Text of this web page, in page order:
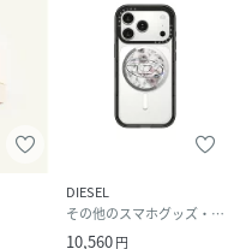
DIESEL
その他のスマホグッズ・オーディオ機器
10,560円